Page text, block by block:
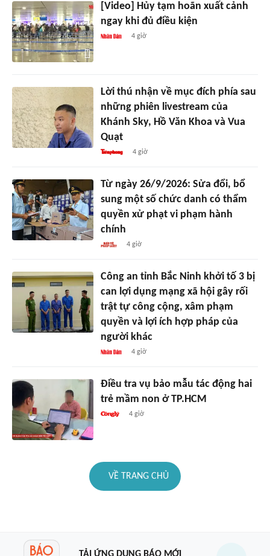
[Video] Hủy tạm hoãn xuất cảnh
ngay khi đủ điều kiện
4 giờ
Lời thú nhận về mục đích phía sau
những phiên livestream của
Khánh Sky, Hồ Văn Khoa và Vua
Quạt
4 giờ
Từ ngày 26/9/2026: Sửa đổi, bổ
sung một số chức danh có thẩm
quyền xử phạt vi phạm hành
chính
4 giờ
Công an tỉnh Bắc Ninh khởi tố 3 bị
can lợi dụng mạng xã hội gây rối
trật tự công cộng, xâm phạm
quyền và lợi ích hợp pháp của
người khác
4 giờ
Điều tra vụ bảo mẫu tác động hai
trẻ mầm non ở TP.HCM
4 giờ
VỀ TRANG CHỦ
TẢI ỨNG DỤNG BÁO MỚI